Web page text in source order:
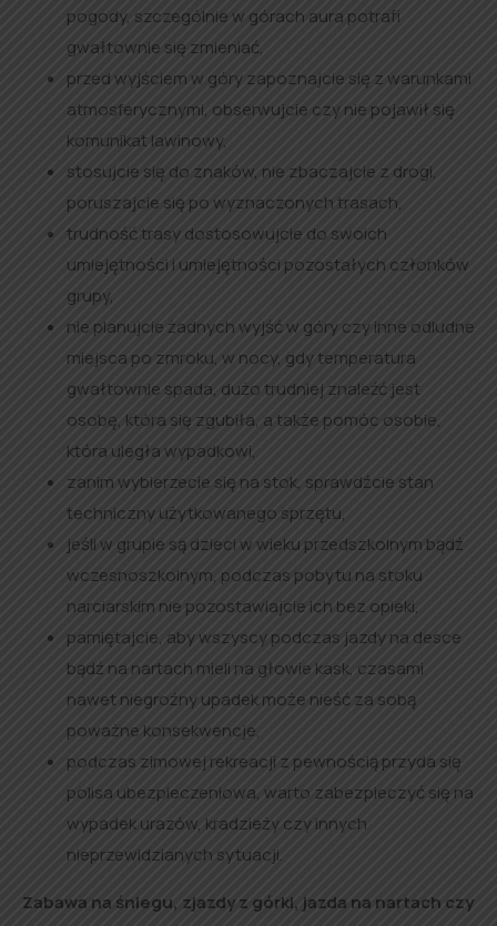
pogody, szczególnie w górach aura potrafi
gwałtownie się zmieniać,
przed wyjściem w góry zapoznajcie się z warunkami
atmosferycznymi, obserwujcie czy nie pojawił się
komunikat lawinowy,
stosujcie się do znaków, nie zbaczajcie z drogi,
poruszajcie się po wyznaczonych trasach,
trudność trasy dostosowujcie do swoich
umiejętności i umiejętności pozostałych członków
grupy,
nie planujcie żadnych wyjść w góry czy inne odludne
miejsca po zmroku, w nocy, gdy temperatura
gwałtownie spada, dużo trudniej znaleźć jest
osobę, która się zgubiła, a także pomóc osobie,
która uległa wypadkowi,
zanim wybierzecie się na stok, sprawdźcie stan
techniczny użytkowanego sprzętu,
jeśli w grupie są dzieci w wieku przedszkolnym bądź
wczesnoszkolnym, podczas pobytu na stoku
narciarskim nie pozostawiajcie ich bez opieki,
pamiętajcie, aby wszyscy podczas jazdy na desce
bądź na nartach mieli na głowie kask, czasami
nawet niegroźny upadek może nieść za sobą
poważne konsekwencje,
podczas zimowej rekreacji z pewnością przyda się
polisa ubezpieczeniowa, warto zabezpieczyć się na
wypadek urazów, kradzieży czy innych
nieprzewidzianych sytuacji.
Zabawa na śniegu, zjazdy z górki, jazda na nartach czy